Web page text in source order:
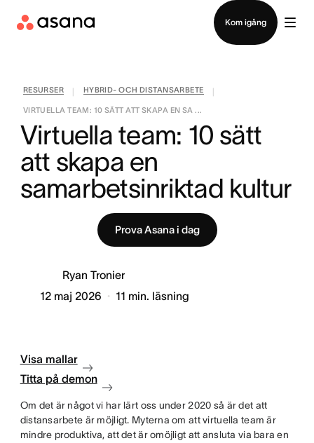
Kom igång
RESURSER HYBRID- OCH DISTANSARBETE
VIRTUELLA TEAM: 10 SÄTT ATT SKAPA EN SA ...
Virtuella team: 10 sätt
att skapa en
samarbetsinriktad kultur
Prova Asana i dag
Ryan Tronier
12 maj 2026
11 min. läsning
Visa mallar
Titta på demon
Om det är något vi har lärt oss under 2020 så är det att
distansarbete är möjligt. Myterna om att virtuella team är
mindre produktiva, att det är omöjligt att ansluta via bara en